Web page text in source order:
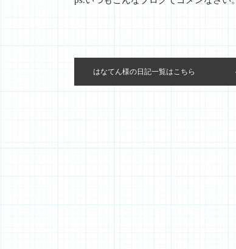
はなてん様の日記一覧はこちら